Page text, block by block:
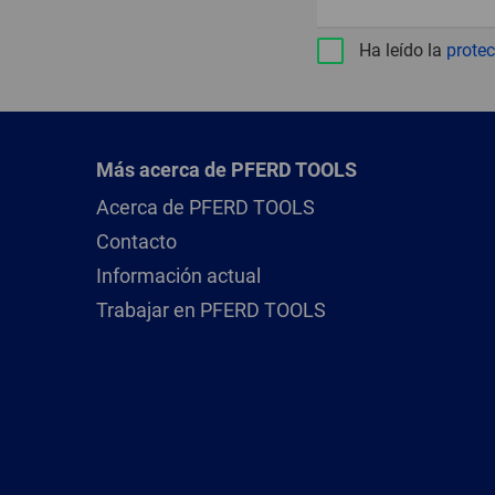
Ha leído la
Más acerca de PFERD TOOLS
Acerca de PFERD TOOLS
Contacto
Información actual
Trabajar en PFERD TOOLS